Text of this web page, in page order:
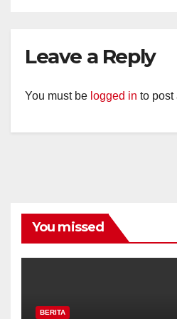
Leave a Reply
You must be logged in to post
You missed
BERITA